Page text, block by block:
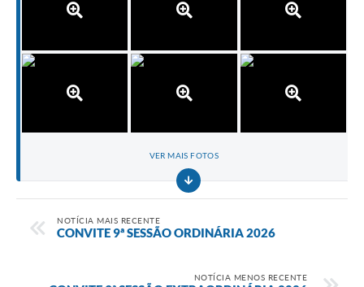
VER MAIS FOTOS
NOTÍCIA MAIS RECENTE
CONVITE 9ª SESSÃO ORDINÁRIA 2026
NOTÍCIA MENOS RECENTE